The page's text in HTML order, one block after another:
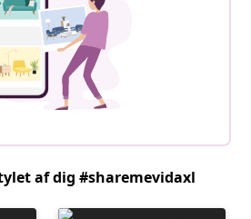
af dig #sharemevidaxl